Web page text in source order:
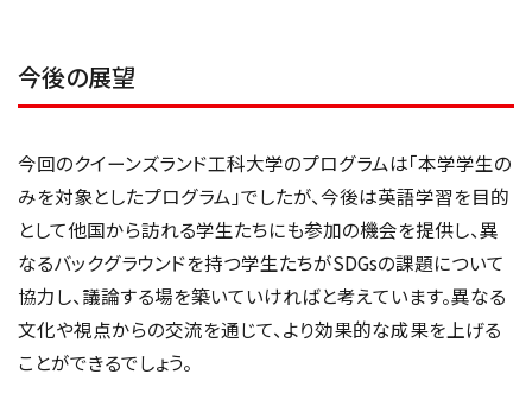
今後の展望
今回のクイーンズランド工科大学のプログラムは「本学学生の
みを対象としたプログラム」でしたが、今後は英語学習を目的
として他国から訪れる学生たちにも参加の機会を提供し、異
なるバックグラウンドを持つ学生たちがSDGsの課題について
協力し、議論する場を築いていければと考えています。異なる
文化や視点からの交流を通じて、より効果的な成果を上げる
ことができるでしょう。